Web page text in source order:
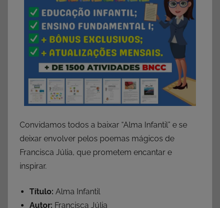
Convidamos todos a baixar “Alma Infantil” e se
deixar envolver pelos poemas mágicos de
Francisca Júlia, que prometem encantar e
inspirar.
Título: Alma Infantil
Autor: Francisca Júlia